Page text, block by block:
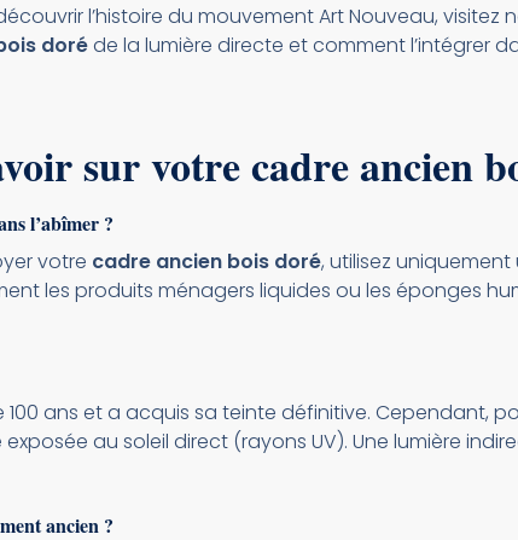
l’histoire du mouvement Art Nouveau, visitez
doréde la lumière directe et comment l’intégrer
sur votre cadre ancien
l’abîmer ?
votre cadre ancien bois doré, utilisez
les produits ménagers liquides ou les éponges
100 ans et a acquis sa teinte définitive. Cependant,
au soleil direct (rayons UV). Une lumière
ancien ?